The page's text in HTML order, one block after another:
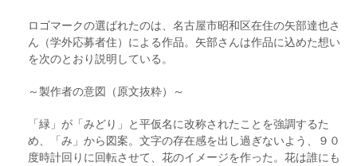
ロゴマークの選ばれたのは、名古屋市昭和区在住の矢部達也さ
ん（学外応募者住）による作品。矢部さんは作品に込めた想い
を次のとおり説明している。
～製作者の意図（原文抜粋）～
「緑」が「みどり」と平仮名に改称されたことを強調するた
め、「み」から図案。文字の存在感を出し過ぎないよう、９０
度時計回りに回転させて、花のイメージを作った。花は誰にも